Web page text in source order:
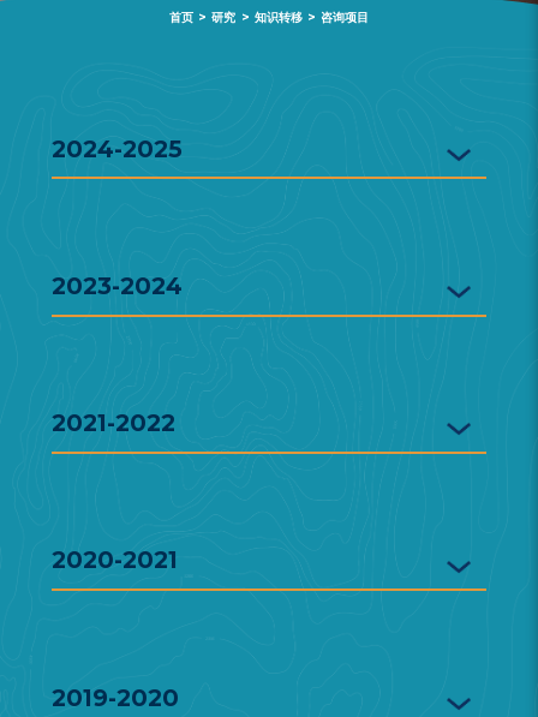
首页 > 研究 > 知识转移 > 咨询项目
2024-2025
2023-2024
2021-2022
2020-2021
2019-2020